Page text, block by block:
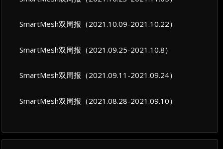
SmartMesh双周报（2021.10.09-2021.10.22）
SmartMesh双周报（2021.09.25-2021.10.8）
SmartMesh双周报（2021.09.11-2021.09.24）
SmartMesh双周报（2021.08.28-2021.09.10）